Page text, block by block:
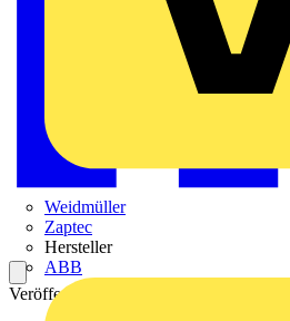
Weidmüller
Zaptec
Hersteller
ABB
Veröffentlicht: 31. Juli 2023